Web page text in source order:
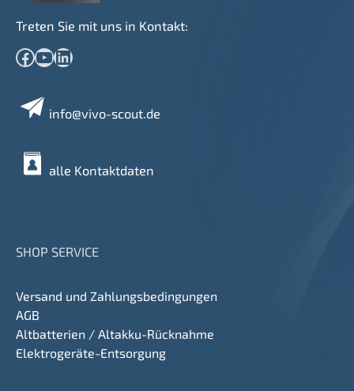
Treten Sie mit uns in Kontakt:
Facebook YouTube LinkedIn
info@vivo-scout.de
alle Kontaktdaten
SHOP SERVICE
Versand und Zahlungsbedingungen
AGB
Altbatterien / Altakku-Rücknahme
Elektrogeräte-Entsorgung